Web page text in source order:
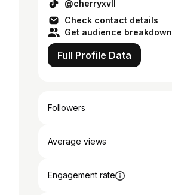
@cherryxvll
Check contact details
Get audience breakdown
Full Profile Data
Followers
Average views
Engagement rate